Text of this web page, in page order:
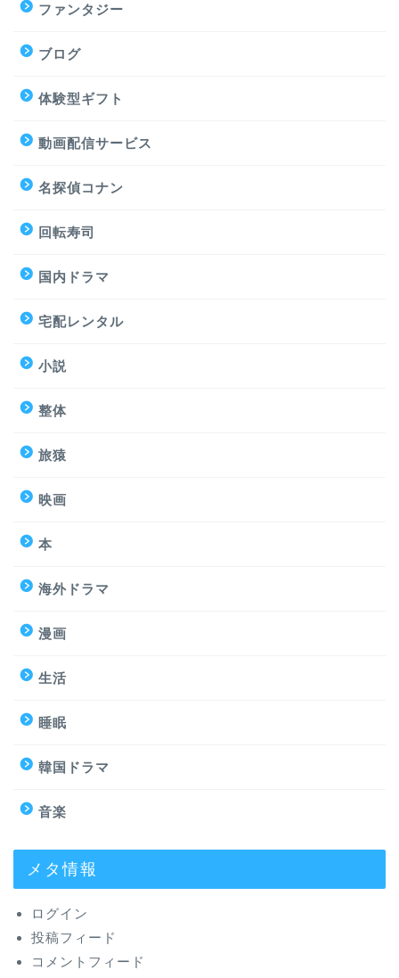
ファンタジー
ブログ
体験型ギフト
動画配信サービス
名探偵コナン
回転寿司
国内ドラマ
宅配レンタル
小説
整体
旅猿
映画
本
海外ドラマ
漫画
生活
睡眠
韓国ドラマ
音楽
メタ情報
ログイン
投稿フィード
コメントフィード